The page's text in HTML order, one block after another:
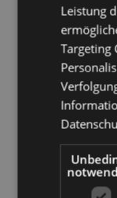
Kenia,
Libysch-
Litauen,
Madeira
Monaco,
Palästina,
Rumänien,
San
Senegal,
Slowenien,
Leistung
Targeting